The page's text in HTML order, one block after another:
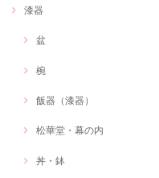
漆器
盆
椀
飯器（漆器）
松華堂・幕の内
丼・鉢